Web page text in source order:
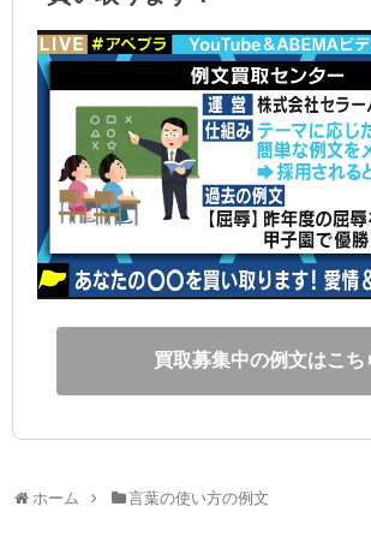
買取募集中の例文はこち
ホーム 言葉の使い方の例文